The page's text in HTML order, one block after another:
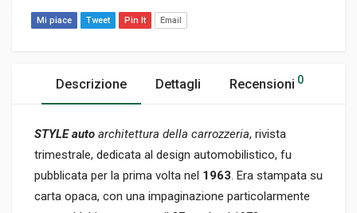
Mi piace Tweet Pin It Email
Descrizione Dettagli Recensioni 0
STYLE auto architettura della carrozzeria, rivista
trimestrale, dedicata al design automobilistico, fu
pubblicata per la prima volta nel 1963. Era stampata su
carta opaca, con una impaginazione particolarmente